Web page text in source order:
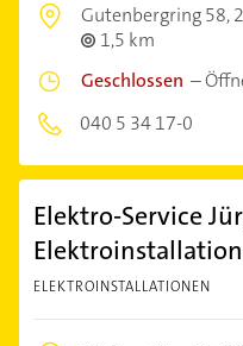
Gutenbergring 58,
1,5 km
Geschlossen –
040 5 34 17-0
Elektro-Service
ELEKTROINSTALLATIONEN